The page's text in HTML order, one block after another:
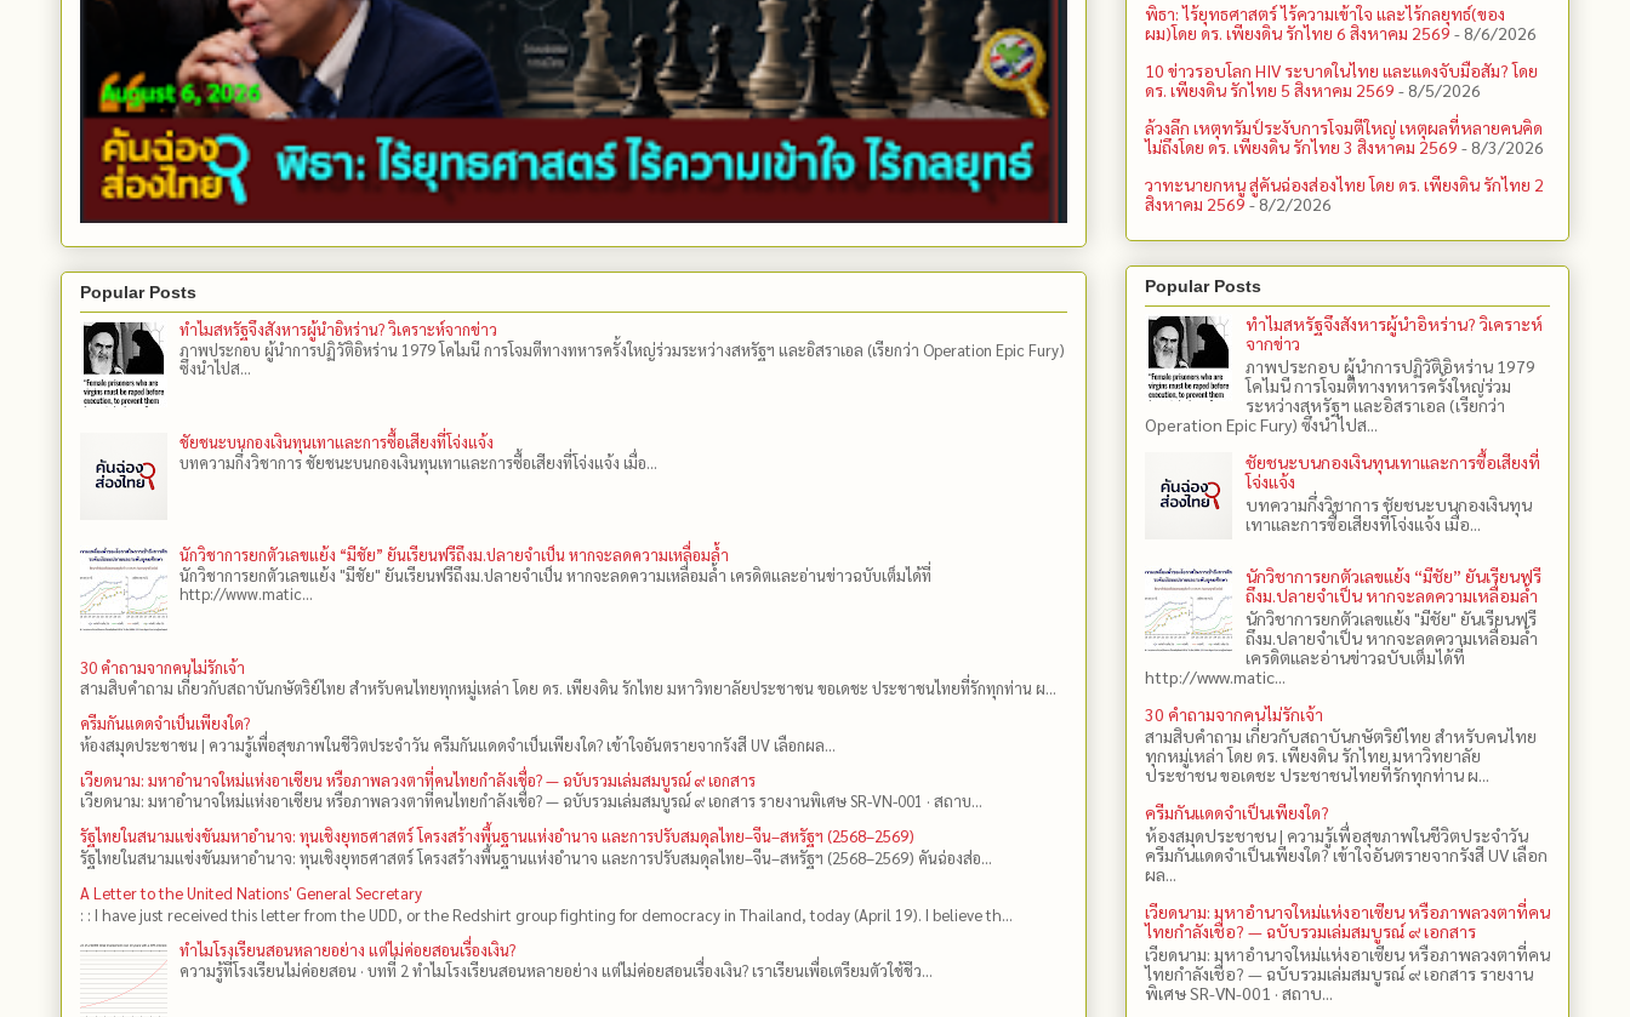
Popular Posts
ทำไมสหรัฐจึงสังหารผู้นำอิหร่าน? วิเคราะห์จากข่าว
ภาพประกอบ ผู้นำการปฏิวัติอิหร่าน 1979 โคไมนี การโจมตีทางทหารครั้งใหญ่ร่วมระหว่างสหรัฐฯ และอิสราเอล (เรียกว่า Operation Epic Fury)
ซึ่งนำไปส...
ชัยชนะบนกองเงินทุนเทาและการซื้อเสียงที่โจ่งแจ้ง
บทความกึ่งวิชาการ ชัยชนะบนกองเงินทุนเทาและการซื้อเสียงที่โจ่งแจ้ง เมื่อ...
นักวิชาการยกตัวเลขแย้ง “มีชัย” ยันเรียนฟรีถึงม.ปลายจำเป็น หากจะลดความเหลื่อมล้ำ
นักวิชาการยกตัวเลขแย้ง "มีชัย" ยันเรียนฟรีถึงม.ปลายจำเป็น หากจะลดความเหลื่อมล้ำ เครดิตและอ่านข่าวฉบับเต็มได้ที่
http://www.matic...
30 คำถามจากคนไม่รักเจ้า
สามสิบคำถาม เกี่ยวกับสถาบันกษัตริย์ไทย สำหรับคนไทยทุกหมู่เหล่า โดย ดร.​ เพียงดิน รักไทย มหาวิทยาลัยประชาชน ขอเดชะ ประชาชนไทยที่รักทุกท่าน ผ...
ครีมกันแดดจำเป็นเพียงใด?
ห้องสมุดประชาชน | ความรู้เพื่อสุขภาพในชีวิตประจำวัน ครีมกันแดดจำเป็นเพียงใด? เข้าใจอันตรายจากรังสี UV เลือกผล...
เวียดนาม: มหาอำนาจใหม่แห่งอาเซียน หรือภาพลวงตาที่คนไทยกำลังเชื่อ? — ฉบับรวมเล่มสมบูรณ์ ๙ เอกสาร
เวียดนาม: มหาอำนาจใหม่แห่งอาเซียน หรือภาพลวงตาที่คนไทยกำลังเชื่อ? — ฉบับรวมเล่มสมบูรณ์ ๙ เอกสาร รายงานพิเศษ SR-VN-001 · สถาบ...
รัฐไทยในสนามแข่งขันมหาอำนาจ: ทุนเชิงยุทธศาสตร์ โครงสร้างพื้นฐานแห่งอำนาจ และการปรับสมดุลไทย–จีน–สหรัฐฯ (2568–2569)
รัฐไทยในสนามแข่งขันมหาอำนาจ: ทุนเชิงยุทธศาสตร์ โครงสร้างพื้นฐานแห่งอำนาจ และการปรับสมดุลไทย–จีน–สหรัฐฯ (2568–2569) คันฉ่องส่อ...
A Letter to the United Nations' General Secretary
: : I have just received this letter from the UDD, or the Redshirt group fighting for democracy in Thailand, today (April 19). I believe th...
ทำไมโรงเรียนสอนหลายอย่าง แต่ไม่ค่อยสอนเรื่องเงิน?
ความรู้ที่โรงเรียนไม่ค่อยสอน · บทที่ 2 ทำไมโรงเรียนสอนหลายอย่าง แต่ไม่ค่อยสอนเรื่องเงิน? เราเรียนเพื่อเตรียมตัวใช้ชีว...
พิธา: ไร้ยุทธศาสตร์ ไร้ความเข้าใจ และไร้กลยุทธ์(ของ
ผม)โดย ดร. เพียงดิน รักไทย 6 สิงหาคม 2569 - 8/6/2026
10 ข่าวรอบโลก HIV ระบาดในไทย และแดงจับมือสัม? โดย
ดร. เพียงดิน รักไทย 5 สิงหาคม 2569 - 8/5/2026
ล้วงลึก เหตุทรัมป์ระงับการโจมตีใหญ่ เหตุผลที่หลายคนคิด
ไม่ถึงโดย ดร. เพียงดิน รักไทย 3 สิงหาคม 2569 - 8/3/2026
วาทะนายกหนู สู่คันฉ่องส่องไทย โดย ดร. เพียงดิน รักไทย 2
สิงหาคม 2569 - 8/2/2026
Popular Posts
ทำไมสหรัฐจึงสังหารผู้นำอิหร่าน? วิเคราะห์
จากข่าว
ภาพประกอบ ผู้นำการปฏิวัติอิหร่าน 1979
โคไมนี การโจมตีทางทหารครั้งใหญ่ร่วม
ระหว่างสหรัฐฯ และอิสราเอล (เรียกว่า
Operation Epic Fury) ซึ่งนำไปส...
ชัยชนะบนกองเงินทุนเทาและการซื้อเสียงที่
โจ่งแจ้ง
บทความกึ่งวิชาการ ชัยชนะบนกองเงินทุน
เทาและการซื้อเสียงที่โจ่งแจ้ง เมื่อ...
นักวิชาการยกตัวเลขแย้ง “มีชัย” ยันเรียนฟรี
ถึงม.ปลายจำเป็น หากจะลดความเหลื่อมล้ำ
นักวิชาการยกตัวเลขแย้ง "มีชัย" ยันเรียนฟรี
ถึงม.ปลายจำเป็น หากจะลดความเหลื่อมล้ำ
เครดิตและอ่านข่าวฉบับเต็มได้ที่
http://www.matic...
30 คำถามจากคนไม่รักเจ้า
สามสิบคำถาม เกี่ยวกับสถาบันกษัตริย์ไทย สำหรับคนไทย
ทุกหมู่เหล่า โดย ดร.​ เพียงดิน รักไทย มหาวิทยาลัย
ประชาชน ขอเดชะ ประชาชนไทยที่รักทุกท่าน ผ...
ครีมกันแดดจำเป็นเพียงใด?
ห้องสมุดประชาชน | ความรู้เพื่อสุขภาพในชีวิตประจำวัน
ครีมกันแดดจำเป็นเพียงใด? เข้าใจอันตรายจากรังสี UV เลือก
ผล...
เวียดนาม: มหาอำนาจใหม่แห่งอาเซียน หรือภาพลวงตาที่คน
ไทยกำลังเชื่อ? — ฉบับรวมเล่มสมบูรณ์ ๙ เอกสาร
เวียดนาม: มหาอำนาจใหม่แห่งอาเซียน หรือภาพลวงตาที่คน
ไทยกำลังเชื่อ? — ฉบับรวมเล่มสมบูรณ์ ๙ เอกสาร รายงาน
พิเศษ SR-VN-001 · สถาบ...